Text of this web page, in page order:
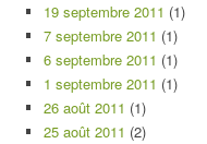
19 septembre 2011 (1)
7 septembre 2011 (1)
6 septembre 2011 (1)
1 septembre 2011 (1)
26 août 2011 (1)
25 août 2011 (2)